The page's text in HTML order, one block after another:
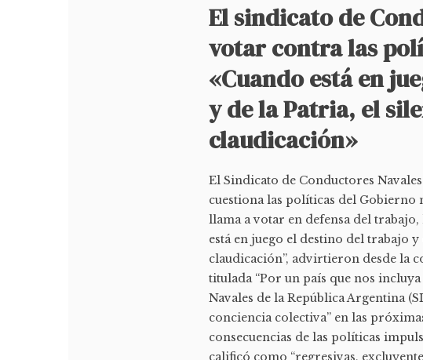
El sindicato de
votar contra las
«Cuando está en
y de la Patria, el
claudicación»
El Sindicato de Conductores
cuestiona las políticas del Gobierno
llama a votar en defensa del
está en juego el destino del trabajo
claudicación”, advirtieron desde la
titulada “Por un país que nos
Navales de la República Argentina
conciencia colectiva” en las
consecuencias de las políticas
calificó como “regresivas,